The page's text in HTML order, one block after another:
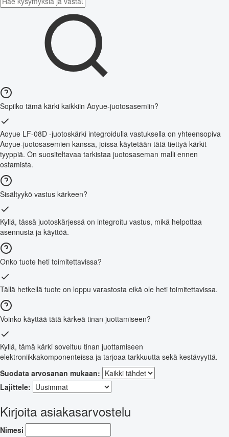
Sopiiko tämä kärki kaikkiin Aoyue-juotosasemiin?
Aoyue LF-08D -juotoskärki integroidulla vastuksella on yhteensopiva
Aoyue-juotosasemien kanssa, joissa käytetään tätä tiettyä kärkit
tyyppiä. On suositeltavaa tarkistaa juotosaseman malli ennen
ostamista.
Sisältyykö vastus kärkeen?
Kyllä, tässä juotoskärjessä on integroitu vastus, mikä helpottaa
asennusta ja käyttöä.
Onko tuote heti toimitettavissa?
Tällä hetkellä tuote on loppu varastosta eikä ole heti toimitettavissa.
Voinko käyttää tätä kärkeä tinan juottamiseen?
Kyllä, tämä kärki soveltuu tinan juottamiseen
elektroniikkakomponenteissa ja tarjoaa tarkkuutta sekä kestävyyttä.
Suodata arvosanan mukaan:
Lajittele:
Kirjoita asiakasarvostelu
Nimesi